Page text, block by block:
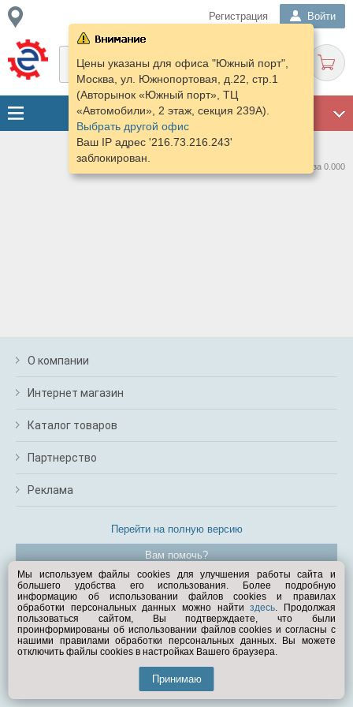
Регистрация Войти
Цены указаны для офиса "Южный порт",
Москва, ул. Южнопортовая, д.22, стр.1
(Авторынок «Южный порт», ТЦ
«Автомобили», 2 этаж, секция 239А).
Выбрать другой офис
Ваш IP адрес '216.73.216.243'
заблокирован.
Нашлось предложений: 0 за 0.000
О компании
Интернет магазин
Каталог товаров
Партнерство
Реклама
Перейти на полную версию
Вам помочь?
© Exist.ru 1998—2026
Мы используем файлы cookies для улучшения работы сайта и
большего удобства его использования. Более подробную
информацию об использовании файлов cookies и правилах
обработки персональных данных можно найтиздесь. Продолжая
пользоваться сайтом, Вы подтверждаете, что были
проинформированы об использовании файлов cookies и согласны с
нашими правилами обработки персональных данных. Вы можете
отключить файлы cookies в настройках Вашего браузера.
Принимаю